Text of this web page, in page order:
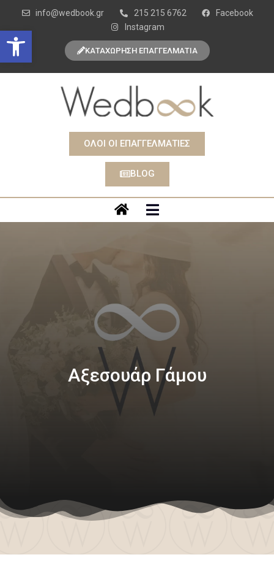
Open toolbar
info@wedbook.gr 215 215 6762
Facebook
Instagram
ΚΑΤΑΧΩΡΗΣΗ ΕΠΑΓΓΕΛΜΑΤΙΑ
ΟΛΟΙ ΟΙ ΕΠΑΓΓΕΛΜΑΤΙΕΣ
BLOG
Αξεσουάρ Γάμου